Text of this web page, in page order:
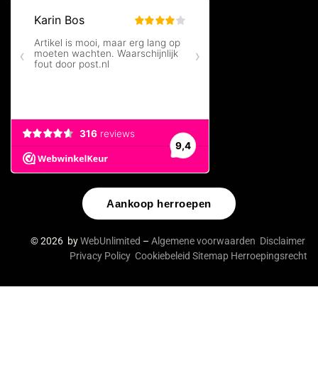
Aankoop herroepen
© 2026 byWebUnlimited – Algemene voorwaarden Disclaimer
Privacy Policy Cookiebeleid Sitemap Herroepingsrecht